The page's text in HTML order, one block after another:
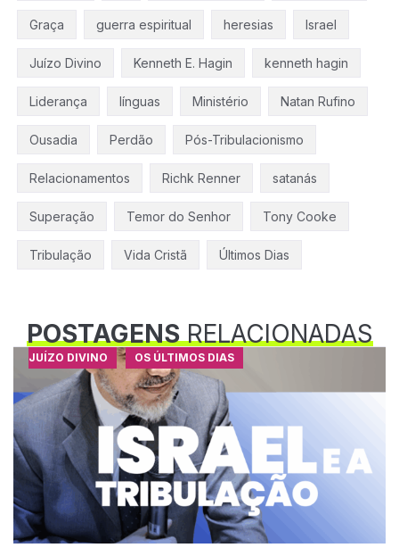
Graça guerra espiritual heresias Israel
Juízo Divino Kenneth E. Hagin kenneth hagin
Liderança línguas Ministério Natan Rufino
Ousadia Perdão Pós-Tribulacionismo
Relacionamentos Richk Renner satanás
Superação Temor do Senhor Tony Cooke
Tribulação Vida Cristã Últimos Dias
POSTAGENSRELACIONADAS
JUÍZO DIVINO OS ÚLTIMOS DIAS